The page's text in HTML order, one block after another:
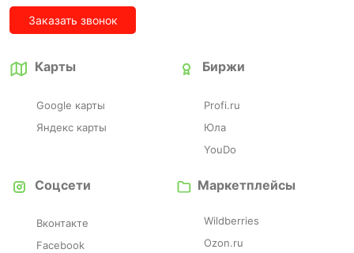
Заказать звонок
Карты
Google карты
Яндекс карты
Биржи
Profi.ru
Юла
YouDo
Соцсети
Вконтакте
Facebook
Маркетплейсы
Wildberries
Ozon.ru